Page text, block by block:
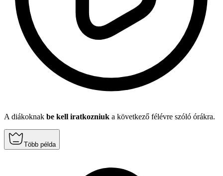
A diákoknak be kell iratkozniuk a következő félévre szóló órákra.
Több példa